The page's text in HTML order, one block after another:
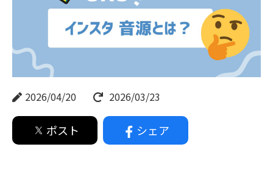
2026/04/20 2026/03/23
ポスト シェア